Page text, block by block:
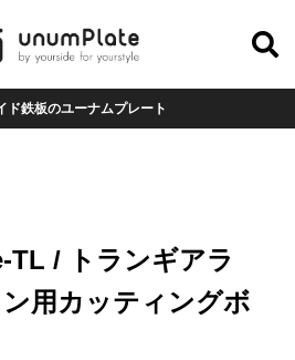
ド鉄板のユーナムプレート
/ トランギアラ
用カッティングボ